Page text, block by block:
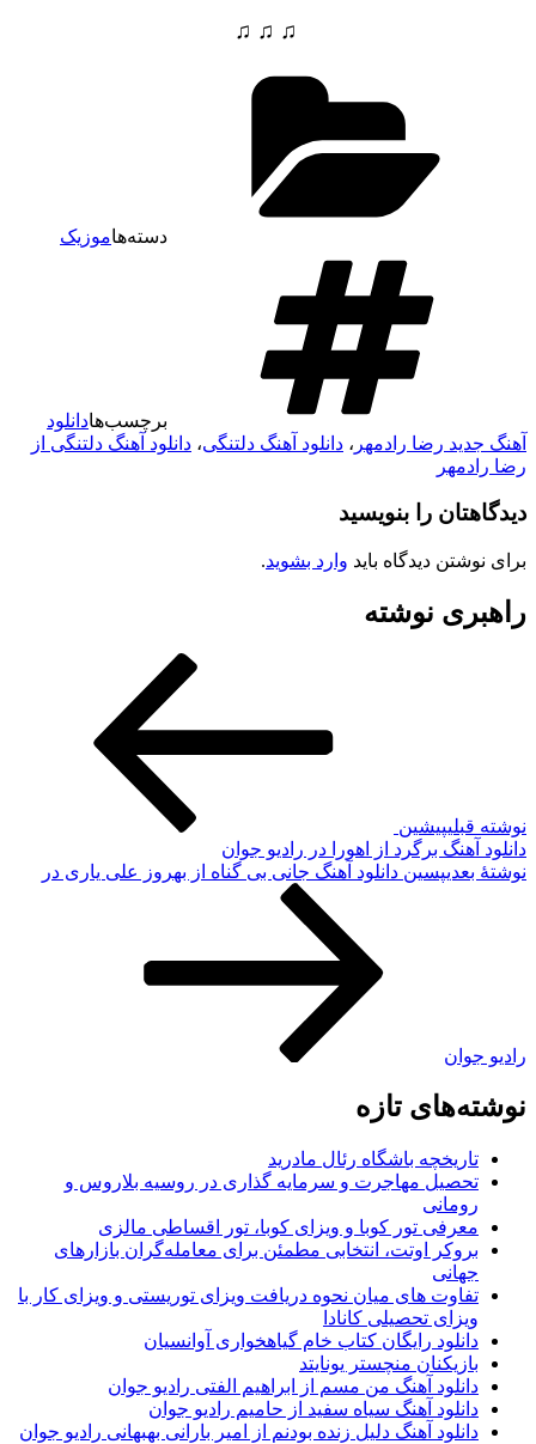
♫ ♫ ♫
دسته‌هاموزیک
برچسب‌هادانلود
آهنگ جدید رضا رادمهر ، دانلود آهنگ دلتنگی، دانلود آهنگ دلتنگی از
رضا رادمهر
دیدگاهتان را بنویسید
برای نوشتن دیدگاه باید وارد بشوید.
راهبری نوشته
نوشته قبلیپیشین
دانلود آهنگ برگرد از اهورا در رادیو جوان
نوشته‌ٔ بعدیپسین دانلود آهنگ جانی بی گناه از بهروز علی یاری در
رادیو جوان
نوشته‌های تازه
تاریخچه باشگاه رئال مادرید
تحصیل مهاجرت و سرمایه گذاری در روسیه بلاروس و
رومانی
معرفی تور کوبا و ویزای کوبا، تور اقساطی مالزی
بروکر اوتت، انتخابی مطمئن برای معامله‌گران بازارهای
جهانی
تفاوت های میان نحوه دریافت ویزای توریستی و ویزای کار با
ویزای تحصیلی کانادا
دانلود رایگان کتاب خام گیاهخواری آوانسیان
بازیکنان منچستر یونایتد
دانلود آهنگ من مسم از ابراهیم الفتی رادیو جوان
دانلود آهنگ سیاه سفید از حامیم رادیو جوان
دانلود آهنگ دلیل زنده بودنم از امیر بارانی بهبهانی رادیو جوان